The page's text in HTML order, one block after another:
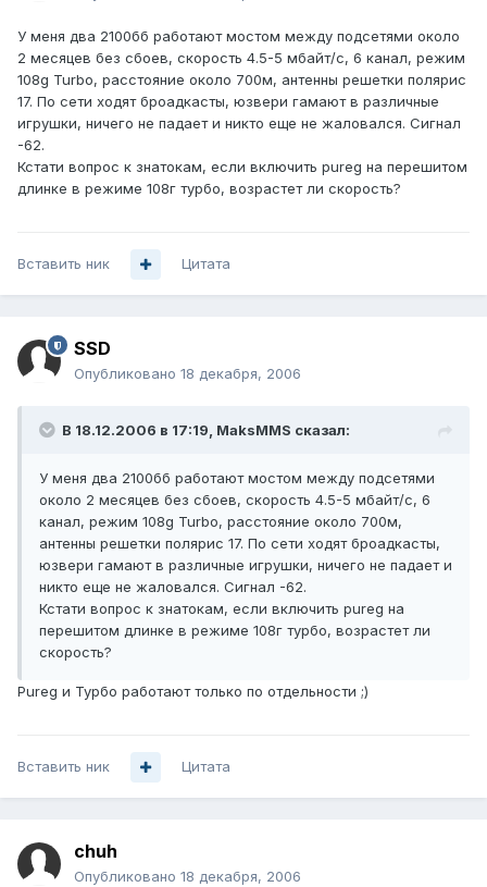
У меня два 2100бб работают мостом между подсетями около
2 месяцев без сбоев, скорость 4.5-5 мбайт/c, 6 канал, режим
108g Turbo, расстояние около 700м, антенны решетки полярис
17. По сети ходят броадкасты, юзвери гамают в различные
игрушки, ничего не падает и никто еще не жаловался. Сигнал
-62.
Кстати вопрос к знатокам, если включить pureg на перешитом
длинке в режиме 108г турбо, возрастет ли скорость?
Вставить ник Цитата
SSD
Опубликовано 18 декабря, 2006
В 18.12.2006 в 17:19, MaksMMS сказал:
У меня два 2100бб работают мостом между подсетями
около 2 месяцев без сбоев, скорость 4.5-5 мбайт/c, 6
канал, режим 108g Turbo, расстояние около 700м,
антенны решетки полярис 17. По сети ходят броадкасты,
юзвери гамают в различные игрушки, ничего не падает и
никто еще не жаловался. Сигнал -62.
Кстати вопрос к знатокам, если включить pureg на
перешитом длинке в режиме 108г турбо, возрастет ли
скорость?
Pureg и Турбо работают только по отдельности ;)
Вставить ник Цитата
chuh
Опубликовано 18 декабря, 2006